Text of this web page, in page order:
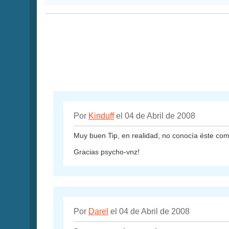
Por Kinduffel 04 de Abril de 2008
Muy buen Tip, en realidad, no conocía éste
Gracias psycho-vnz!
Por Darel el 04 de Abril de 2008